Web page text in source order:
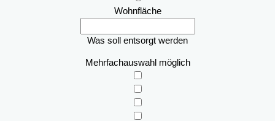
Wohnfläche
Was soll entsorgt werden
Mehrfachauswahl möglich